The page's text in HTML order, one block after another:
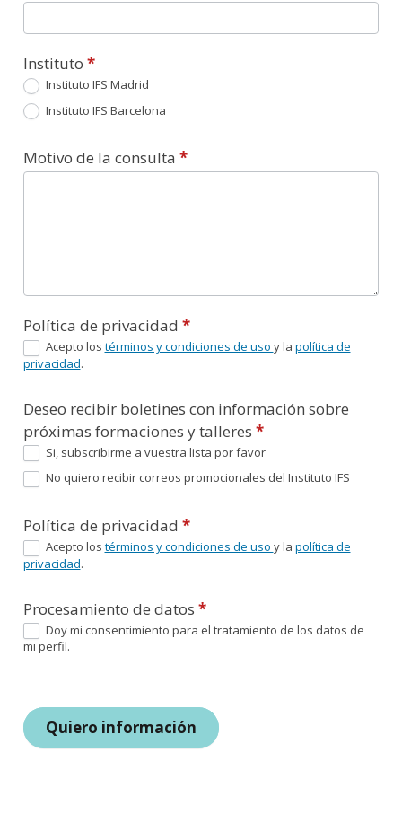
Instituto *
Instituto IFS Madrid
Instituto IFS Barcelona
Motivo de la consulta *
Política de privacidad *
Acepto los términos y condiciones de uso y la política de
privacidad.
Deseo recibir boletines con información sobre
próximas formaciones y talleres *
Si, subscribirme a vuestra lista por favor
No quiero recibir correos promocionales del Instituto IFS
Política de privacidad *
Acepto los términos y condiciones de uso y la política de
privacidad.
Procesamiento de datos *
Doy mi consentimiento para el tratamiento de los datos de
mi perfil.
Quiero información